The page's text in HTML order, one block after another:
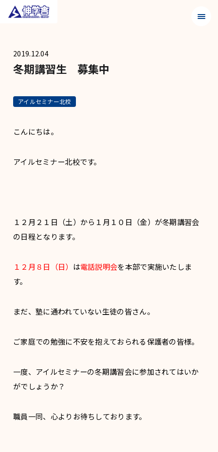
メニ
2019.12.04
冬期講習生 募集中
アイルセミナー北校
こんにちは。
アイルセミナー北校です。
１２月２１日（土）から１月１０日（金）が冬期講習会
の日程となります。
１２月８日（日） は電話説明会を本部で実施いたしま
す。
まだ、塾に通われていない生徒の皆さん。
ご家庭での勉強に不安を抱えておられる保護者の皆様。
一度、アイルセミナーの冬期講習会に参加されてはいか
がでしょうか？
職員一同、心よりお待ちしております。